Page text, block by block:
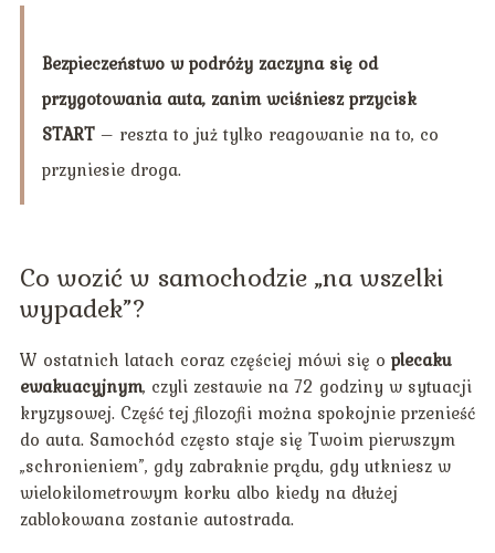
Bezpieczeństwo w podróży zaczyna się od
przygotowania auta, zanim wciśniesz przycisk
START– reszta to już tylko reagowanie na to, co
przyniesie droga.
Co wozić w samochodzie „na wszelki
wypadek”?
W ostatnich latach coraz częściej mówi się o plecaku
ewakuacyjnym, czyli zestawie na 72 godziny w sytuacji
kryzysowej. Część tej filozofii można spokojnie przenieść
do auta. Samochód często staje się Twoim pierwszym
„schronieniem”, gdy zabraknie prądu, gdy utkniesz w
wielokilometrowym korku albo kiedy na dłużej
zablokowana zostanie autostrada.